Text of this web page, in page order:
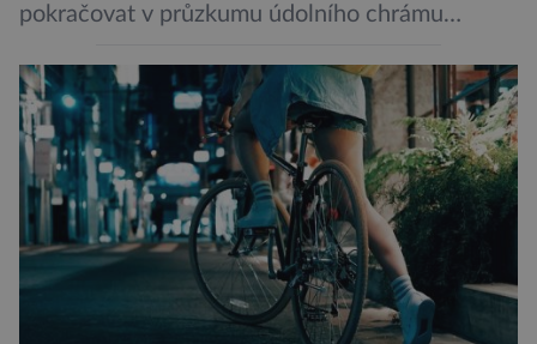
pokračovat v průzkumu údolního chrámu
Ceje. Lucie Jirásková z Českého
egyptologického ústavu FF UK řekla, že je
v plánu také zpracování vykopaných předmětů.
„V průběhu výzkumů není moc času na
zpracování nálezů. Necháváme si na to tedy
měsíc, kdy […]